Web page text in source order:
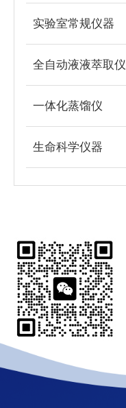
实验室常规仪器
全自动液液萃取仪
一体化蒸馏仪
生命科学仪器